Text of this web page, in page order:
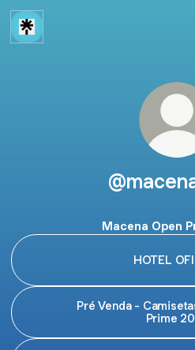
Macena Open
HOTEL
Pré Venda -
Prime